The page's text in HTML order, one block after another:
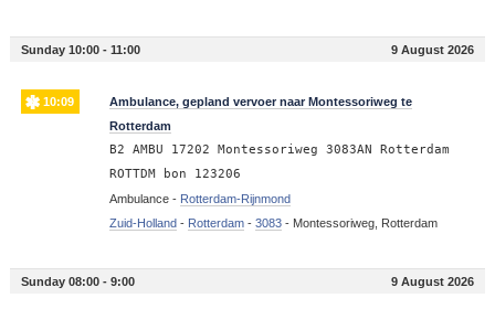
Sunday 10:00 - 11:00 9 August 2026
10:09
Ambulance, gepland vervoer naar Montessoriweg te
Rotterdam
B2 AMBU 17202 Montessoriweg 3083AN Rotterdam
ROTTDM bon 123206
Ambulance - Rotterdam-Rijnmond
Zuid-Holland- Rotterdam- 3083- Montessoriweg, Rotterdam
Sunday 08:00 - 9:00 9 August 2026